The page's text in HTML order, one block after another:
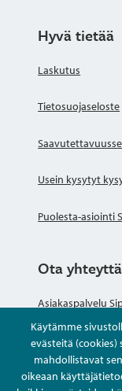
Käytämme
evästeitä
mahdollistavat
oikeaan
Hyvä tietää
Laskutus
Tietosuojaseloste
Usein kysytyt
Puolesta-asiointi
Ota yhteyttä
Asiakaspalvelu
Anna palautetta
Kysy tai asioi